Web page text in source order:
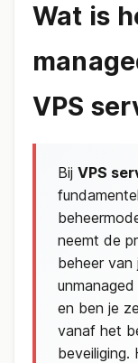
Wat is
VPS
Bij VPS
neemt de
beheer van
en ben je
vanaf het
beveiliging.